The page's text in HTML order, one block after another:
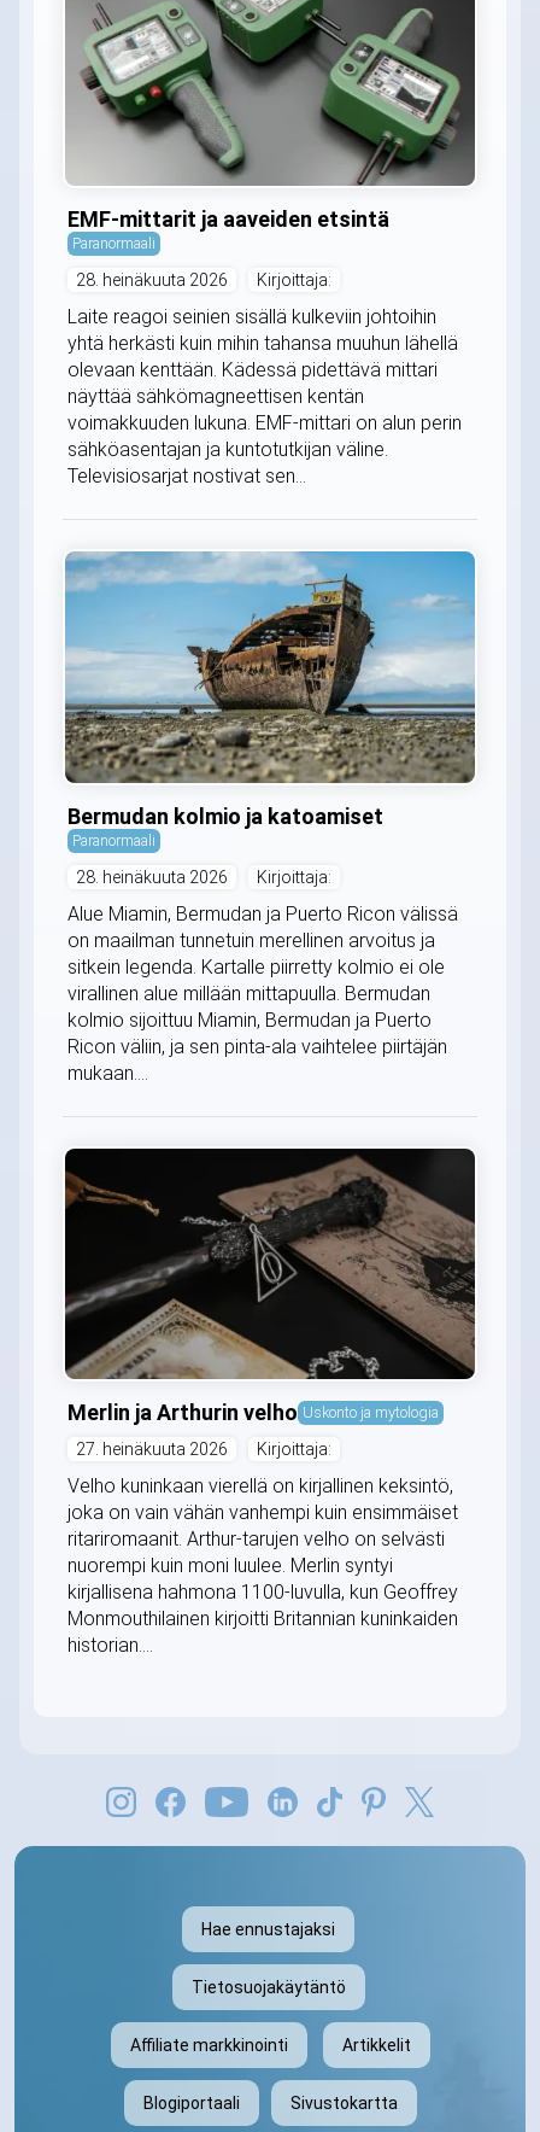
EMF-mittarit ja aaveiden etsintä
Paranormaali
28. heinäkuuta 2026 Kirjoittaja:
Laite reagoi seinien sisällä kulkeviin johtoihin
yhtä herkästi kuin mihin tahansa muuhun lähellä
olevaan kenttään. Kädessä pidettävä mittari
näyttää sähkömagneettisen kentän
voimakkuuden lukuna. EMF-mittari on alun perin
sähköasentajan ja kuntotutkijan väline.
Televisiosarjat nostivat sen...
Bermudan kolmio ja katoamiset
Paranormaali
28. heinäkuuta 2026 Kirjoittaja:
Alue Miamin, Bermudan ja Puerto Ricon välissä
on maailman tunnetuin merellinen arvoitus ja
sitkein legenda. Kartalle piirretty kolmio ei ole
virallinen alue millään mittapuulla. Bermudan
kolmio sijoittuu Miamin, Bermudan ja Puerto
Ricon väliin, ja sen pinta-ala vaihtelee piirtäjän
mukaan....
Merlin ja Arthurin velho Uskonto ja mytologia
27. heinäkuuta 2026 Kirjoittaja:
Velho kuninkaan vierellä on kirjallinen keksintö,
joka on vain vähän vanhempi kuin ensimmäiset
ritariromaanit. Arthur-tarujen velho on selvästi
nuorempi kuin moni luulee. Merlin syntyi
kirjallisena hahmona 1100-luvulla, kun Geoffrey
Monmouthilainen kirjoitti Britannian kuninkaiden
historian....
Hae ennustajaksi
Tietosuojakäytäntö
Affiliate markkinointi Artikkelit
Blogiportaali Sivustokartta